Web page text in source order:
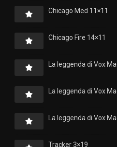
Chicago Med 11×11
Chicago Fire 14×11
La leggenda di Vox
La leggenda di Vox
La leggenda di Vox
Tracker 3×19